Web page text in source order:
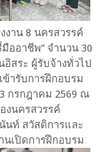
าน 8 นครสวรรค์
ออาชีพ” จำนวน 30
สระ ผู้รับจ้างทั่วไป
ารับการฝึกอบรม
กรกฎาคม 2569 ณ
งนครสวรรค์
นท์ สวัสดิการและ
นเปิดการฝึกอบรม